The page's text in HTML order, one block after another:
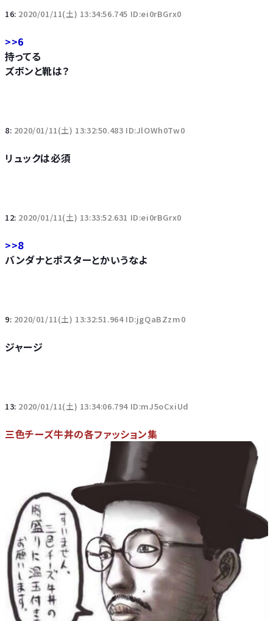
16: 2020/01/11(土) 13:34:56.745 ID:ei0rBGrx0
>>6
持ってる
ズボンと靴は？
8: 2020/01/11(土) 13:32:50.483 ID:JlOWh0Tw0
リュックは必須
12: 2020/01/11(土) 13:33:52.631 ID:ei0rBGrx0
>>8
バンダナとポスターとかいうなよ
9: 2020/01/11(土) 13:32:51.964 ID:jgQaBZzm0
ジャージ
13: 2020/01/11(土) 13:34:06.794 ID:mJ5oCxiUd
三色チーズ牛丼の各ファッション集